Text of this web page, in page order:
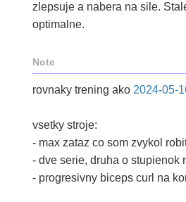
zlepsuje a nabera na sile.
optimalne.
Note
rovnaky trening ako 2024-05-
vsetky stroje:
- max zataz co som zvykol
- dve serie, druha o stupienok
- progresivny biceps curl na